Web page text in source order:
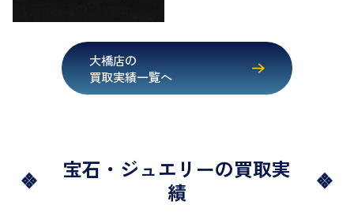
大橋店の
買取実績一覧へ
宝石・ジュエリーの買取実
績